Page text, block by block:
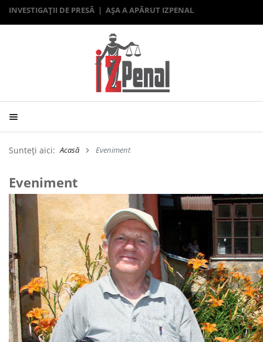
INVESTIGAȚII DE PRESĂ | AȘA A APĂRUT IZPENAL
Sunteți aici:Acasă Eveniment
Eveniment